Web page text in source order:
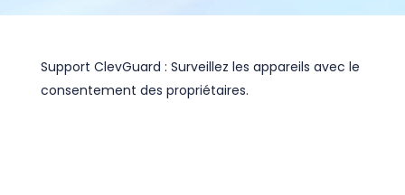
Support ClevGuard : Surveillez les appareils avec le
consentement des propriétaires.